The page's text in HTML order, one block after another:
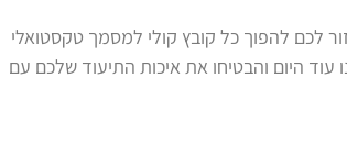
לכם להפוך כל קובץ קולי למסמך טקסטואלי
היום והבטיחו את איכות התיעוד שלכם עם